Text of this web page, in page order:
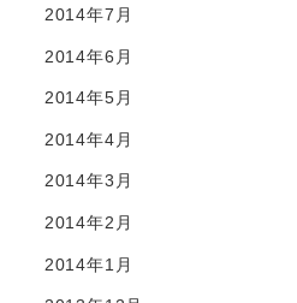
2014年7月
2014年6月
2014年5月
2014年4月
2014年3月
2014年2月
2014年1月